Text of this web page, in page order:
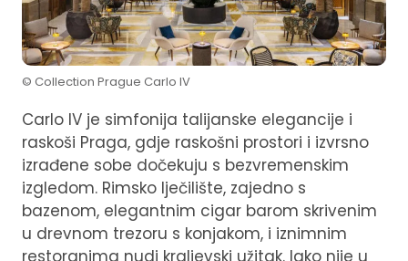
© Collection Prague Carlo IV
Carlo IV je simfonija talijanske elegancije i
raskoši Praga, gdje raskošni prostori i izvrsno
izrađene sobe dočekuju s bezvremenskim
izgledom. Rimsko lječilište, zajedno s
bazenom, elegantnim cigar barom skrivenim
u drevnom trezoru s konjakom, i iznimnim